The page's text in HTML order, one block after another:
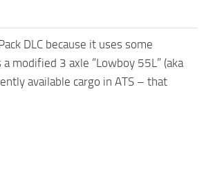
DLC because it uses some
modified 3 axle “Lowboy 55L” (aka
available cargo in ATS – that